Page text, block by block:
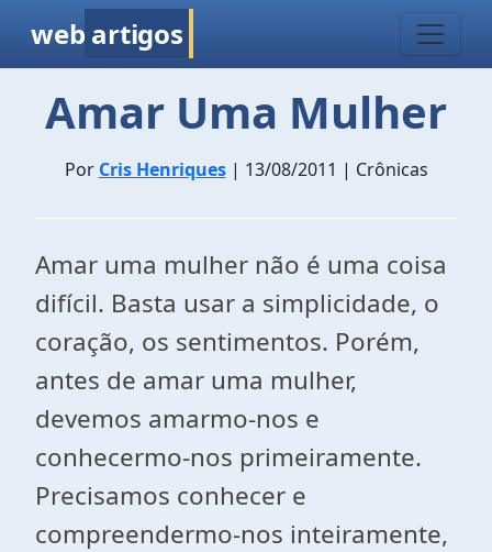
web artigos
Amar Uma Mulher
Por Cris Henriques| 13/08/2011 | Crônicas
Amar uma mulher não é uma coisa
difícil. Basta usar a simplicidade, o
coração, os sentimentos. Porém,
antes de amar uma mulher,
devemos amarmo-nos e
conhecermo-nos primeiramente.
Precisamos conhecer e
compreendermo-nos inteiramente,